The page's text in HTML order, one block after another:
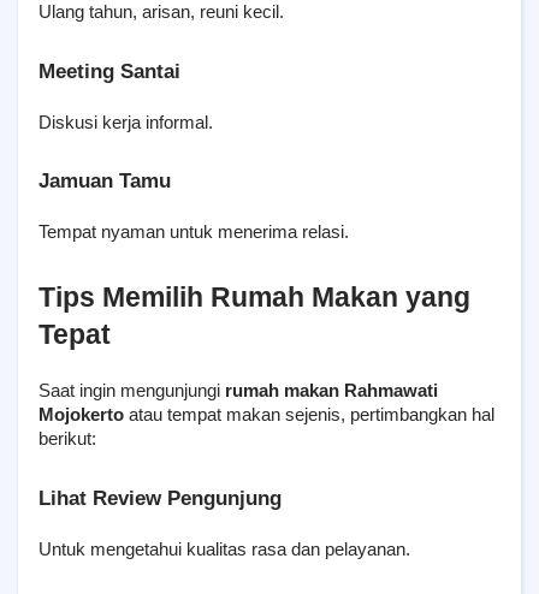
Ulang tahun, arisan, reuni kecil.
Meeting Santai
Diskusi kerja informal.
Jamuan Tamu
Tempat nyaman untuk menerima relasi.
Tips Memilih Rumah Makan yang
Tepat
Saat ingin mengunjungi rumah makan Rahmawati
Mojokerto atau tempat makan sejenis, pertimbangkan hal
berikut:
Lihat Review Pengunjung
Untuk mengetahui kualitas rasa dan pelayanan.